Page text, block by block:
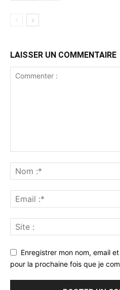
LAISSER UN COMMENTAIRE
Enregistrer mon nom, email
pour la prochaine fois que je